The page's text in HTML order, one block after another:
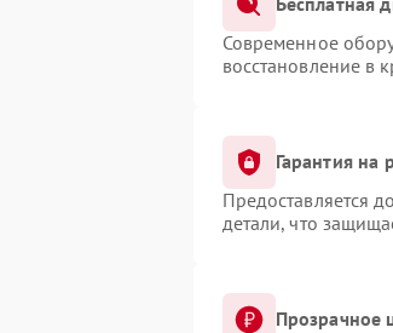
Неисправность системы
шифрования данныхСовременное
восстановление в
Гарантия на
Предоставляется
детали, что
Прозрачное